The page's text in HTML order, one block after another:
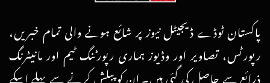
پاکستان ٹوڈے ڈیجیٹل نیوز پر شائع ہونے والی تمام خبریں،
رپورٹس، تصاویر اور وڈیوز ہماری رپورٹنگ ٹیم اور مانیٹرنگ
ذرائع سے حاصل کی گئی ہیں۔ ان کو پبلش کرنے سے پہلے اسکے